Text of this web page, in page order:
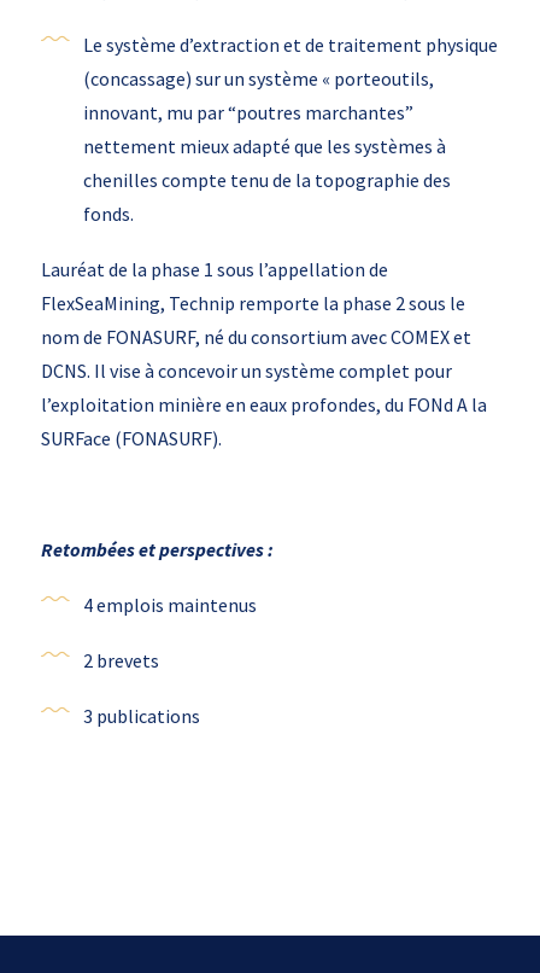
Le système d’extraction et de traitement physique
(concassage) sur un système « porteoutils,
innovant, mu par “poutres marchantes”
nettement mieux adapté que les systèmes à
chenilles compte tenu de la topographie des
fonds.
Lauréat de la phase 1 sous l’appellation de
FlexSeaMining, Technip remporte la phase 2 sous le
nom de FONASURF, né du consortium avec COMEX et
DCNS. Il vise à concevoir un système complet pour
l’exploitation minière en eaux profondes, du FONd A la
SURFace (FONASURF).
Retombées et perspectives :
4 emplois maintenus
2 brevets
3 publications